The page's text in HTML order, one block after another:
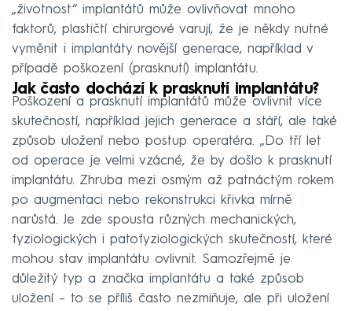
„životnost“ implantátů může ovlivňovat mnoho
faktorů, plastičtí chirurgové varují, že je někdy nutné
vyměnit i implantáty novější generace, například v
případě poškození (prasknutí) implantátu.
Jak často dochází k prasknutí implantátu?
Poškození a prasknutí implantátů může ovlivnit více
skutečností, například jejich generace a stáří, ale také
způsob uložení nebo postup operatéra. „Do tří let
od operace je velmi vzácné, že by došlo k prasknutí
implantátu. Zhruba mezi osmým až patnáctým rokem
po augmentaci nebo rekonstrukci křivka mírně
narůstá. Je zde spousta různých mechanických,
fyziologických i patofyziologických skutečností, které
mohou stav implantátu ovlivnit. Samozřejmě je
důležitý typ a značka implantátu a také způsob
uložení – to se příliš často nezmiňuje, ale při uložení